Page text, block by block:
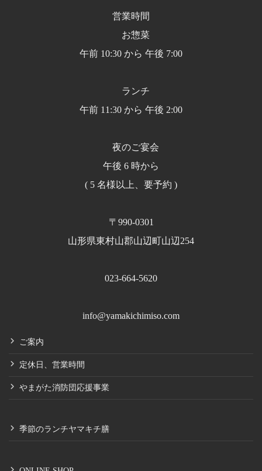
営業時間
お惣菜
午前 10:30 から 午後 7:00
ランチ
午前 11:30 から 午後 2:00
夜のご宴会
午後 6 時から
( 5 名様以上、要予約 )
〒990-0301
山形県東村山郡山辺町山辺254
023-664-5620
info@yamakichimiso.com
ご案内
定休日、営業時間
やまがた消防団応援事業
季節のランチヤマキチ膳